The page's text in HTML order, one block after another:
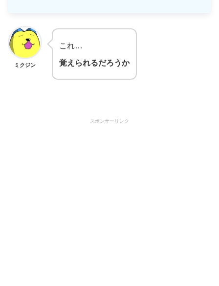
ミクジン
これ…
覚えられるだろうか
スポンサーリンク